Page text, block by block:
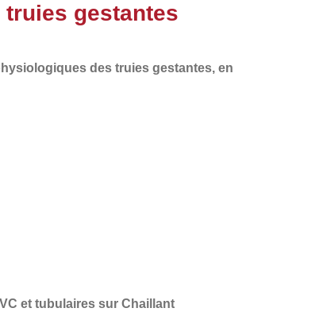
truies gestantes
des truies gestantes, en
et tubulaires sur Chaillant